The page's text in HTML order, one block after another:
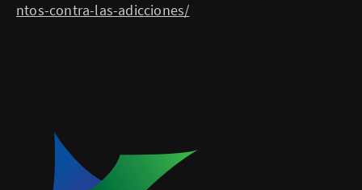
ntos-contra-las-adicciones/